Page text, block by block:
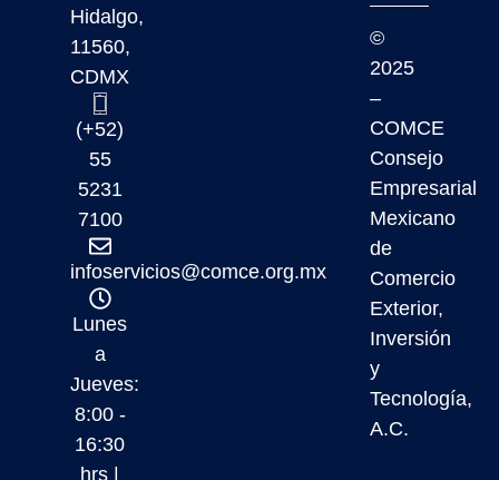
Hidalgo,
11560,
CDMX
(+52)
55
5231
7100
infoservicios@comce.org.mx
Lunes
a
Jueves:
8:00 -
16:30
hrs |
©
2025
–
COMCE
Consejo
Empresarial
Mexicano
de
Comercio
Exterior,
Inversión
y
Tecnología,
A.C.